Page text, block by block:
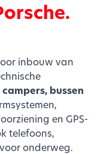
inbouw van
bussen
en GPS-
telefoons,
onderweg.